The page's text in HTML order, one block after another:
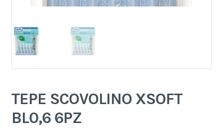
TEPE SCOVOLINO XSOFT
BL0,6 6PZ